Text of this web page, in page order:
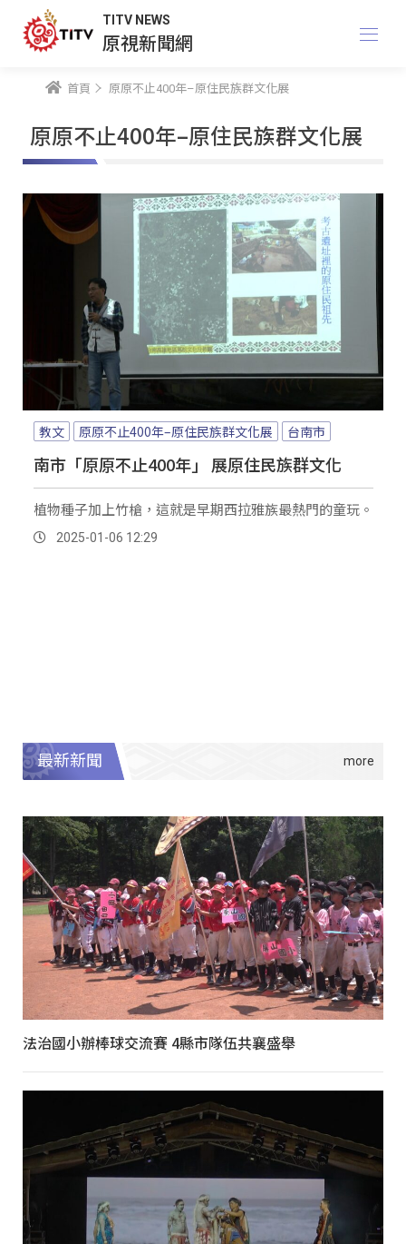
TITV NEWS
原視新聞網
首頁 原原不止400年–原住民族群文化展
原原不止400年–原住民族群文化展
教文 原原不止400年–原住民族群文化展 台南市
南市「原原不止400年」 展原住民族群文化
植物種子加上竹槍，這就是早期西拉雅族最熱門的童玩。
2025-01-06 12:29
最新新聞
法治國小辦棒球交流賽 4縣市隊伍共襄盛舉